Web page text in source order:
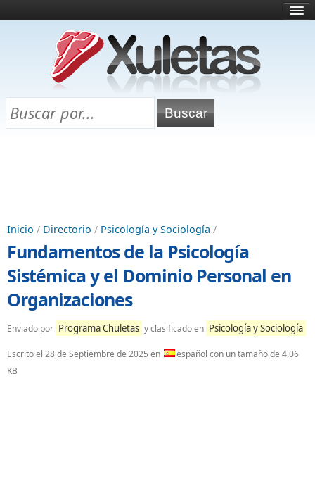
¿Qué es esto?
Directorio
Chuletas para exámenes
Inicio / Directorio / Psicología y Sociología /
Fundamentos de la Psicología
Sistémica y el Dominio Personal en
Organizaciones
Enviado por Programa Chuletas y clasificado en Psicología y Sociología
Escrito el 28 de Septiembre de 2025 en
español con un tamaño de 4,06
KB